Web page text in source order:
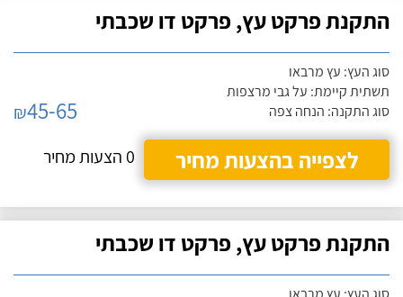
התקנת פרקט עץ, פרקט דו שכבתי
סוג העץ: עץ מרבאו
תשתית קיימת: על גבי מרצפות
סוג התקנה: הנחה צפה
₪45-65
לצפייה בהצעות מחיר
0 הצעות מחיר
התקנת פרקט עץ, פרקט דו שכבתי